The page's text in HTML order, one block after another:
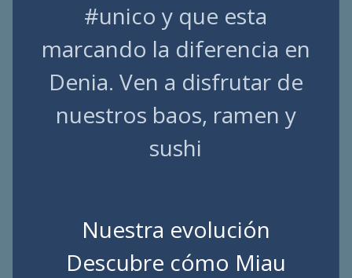
#unico y que esta
marcando la diferencia en
Denia. Ven a disfrutar de
nuestros baos, ramen y
sushi
Nuestra evolución
Descubre cómo Miau